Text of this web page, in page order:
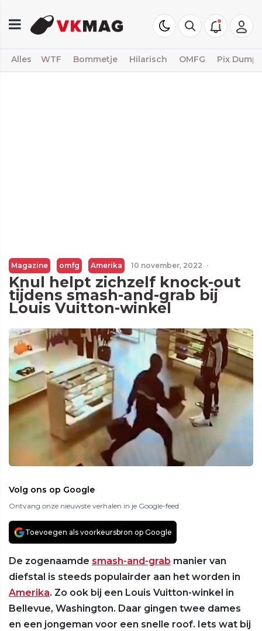
Alles WTF Bommetje Hilarisch OMFG Pix Dump
Magazine omfg Amerika 10 november, 2022 ·
Knul helpt zichzelf knock-out
tijdens smash-and-grab bij
Louis Vuitton-winkel
Volg ons op Google
Ontvang onze nieuwste verhalen in je Google-feed
Toevoegen als voorkeursbron op Google
De zogenaamde smash-and-grab manier van
diefstal is steeds populairder aan het worden in
Amerika. Zo ook bij een Louis Vuitton-winkel in
Bellevue, Washington. Daar gingen twee dames
en een jongeman voor een snelle roof. Iets wat bij